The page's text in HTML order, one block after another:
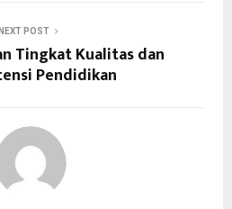
NEXT POST
Tingkat Kualitas dan
Pendidikan